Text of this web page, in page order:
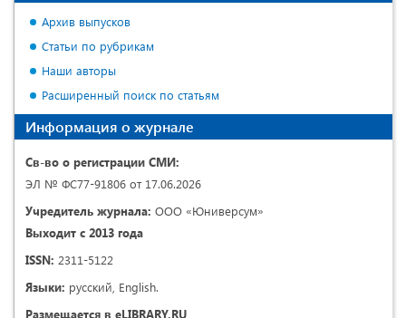
Архив выпусков
Статьи по рубрикам
Наши авторы
Расширенный поиск по статьям
Информация о журнале
Св-во о регистрации СМИ:
ЭЛ № ФС77-91806 от 17.06.2026
Учредитель журнала: ООО «Юниверсум»
Выходит с 2013 года
ISSN: 2311-5122
Языки: русский, English.
Размещается в eLIBRARY.RU